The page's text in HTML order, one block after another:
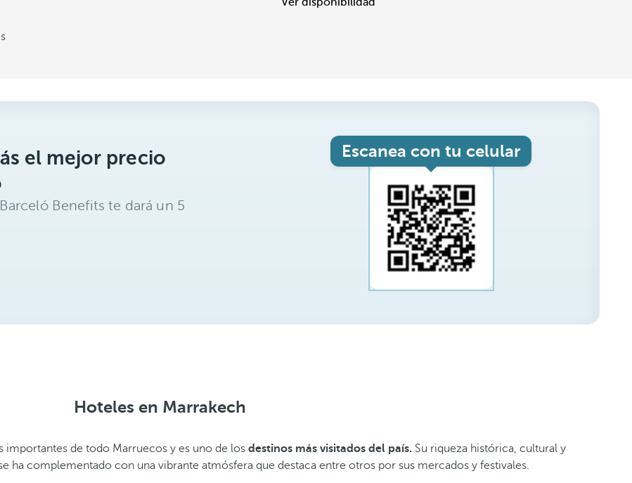
el mejor precio
Benefits te dará un 5
Escanea con tu celular
Hoteles en Marrakech
importantes de todo Marruecos y es uno de los destinos más visitados del país. Su riqueza histórica, cultural y
ha complementado con una vibrante atmósfera que destaca entre otros por sus mercados y festivales.